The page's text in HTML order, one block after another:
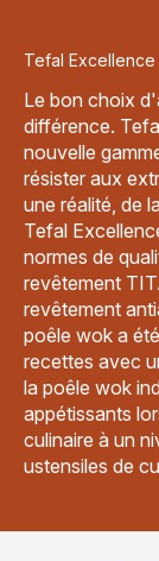
Tefal
Le bon choix
différence.
nouvelle
résister aux
une réalité, de
Tefal
normes de
revêtement
revêtement
poêle wok a
recettes avec
la poêle wok
appétissants
culinaire à un
ustensiles de